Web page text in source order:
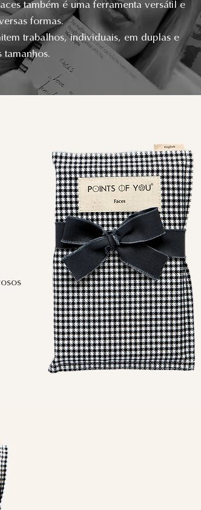
também é uma ferramenta versátil e
formas.
trabalhos, individuais, em duplas e
tamanhos.